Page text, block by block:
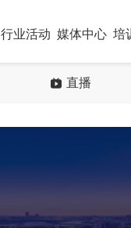
行业活动 媒体中心 培
直播